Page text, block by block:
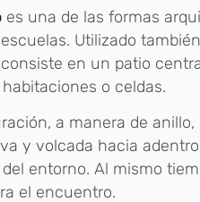
es una de las formas
Utilizado
en un patio
o celdas.
a manera de
y volcada hacia
del entorno. Al mismo
el encuentro.